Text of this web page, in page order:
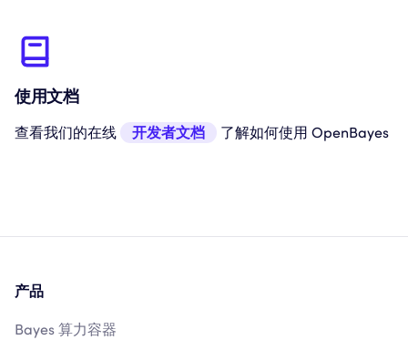
使用文档
查看我们的在线 开发者文档 了解如何使用 OpenBayes
产品
Bayes 算力容器